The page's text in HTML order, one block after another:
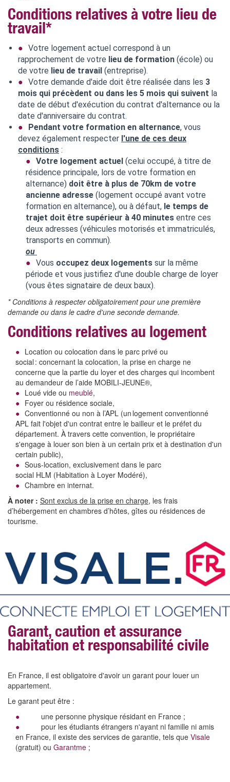
Conditions relatives à votre lieu de
travail*
Votre logement actuel correspond à un
rapprochement de votre lieu de formation (école) ou
de votre lieu de travail (entreprise).
Votre demande d'aide doit être réalisée dans les 3
mois qui précèdent ou dans les 5 mois qui suivent la
date de début d'exécution du contrat d'alternance ou la
date d'anniversaire du contrat.
Pendant votre formation en alternance, vous
devez également respecter l'une de ces deux
conditions :
Votre logement actuel (celui occupé, à titre de
résidence principale, lors de votre formation en
alternance) doit être à plus de 70km de votre
ancienne adresse (logement occupé avant votre
formation en alternance), ou à défaut, le temps de
trajet doit être supérieur à 40 minutes entre ces
deux adresses (véhicules motorisés et immatriculés,
transports en commun).
ou
Vous occupez deux logements sur la même
période et vous justifiez d'une double charge de loyer
(vous êtes signataire de deux baux).
* Conditions à respecter obligatoirement pour une première
demande ou dans le cadre d'une seconde demande.
Conditions relatives au logement
Location ou colocation dans le parc privé ou
social : concernant la colocation, la prise en charge ne
concerne que la partie du loyer et des charges qui incombent
au demandeur de l’aide MOBILI-JEUNE®,
Loué vide ou meublé,
Foyer ou résidence sociale,
Conventionné ou non à l’APL (un logement conventionné
APL fait l'objet d'un contrat entre le bailleur et le préfet du
département. À travers cette convention, le propriétaire
s'engage à louer son bien à un certain prix et à destination d'un
certain public),
Sous-location, exclusivement dans le parc
social HLM (Habitation à Loyer Modéré),
Chambre en internat.
À noter : Sont exclus de la prise en charge, les frais
d’hébergement en chambres d’hôtes, gîtes ou résidences de
tourisme.
Garant, caution et assurance
habitation et responsabilité civile
En France, il est obligatoire d'avoir un garant pour louer un
appartement.
Le garant peut être :
une personne physique résidant en France ;
pour les étudiants étrangers n'ayant ni famille ni amis
en France, il existe des services de garantie, tels que Visale
(gratuit) ou Garantme ;